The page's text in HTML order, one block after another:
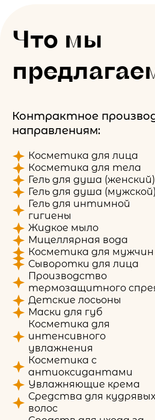
Что мы
Контрактное
направлениям:
Косметика для лица
Косметика для тела
Гель для душа (женский)
Гель для душа (мужской)
Гель для интимной
гигиены
Жидкое мыло
Мицеллярная вода
Косметика для мужчин
Сыворотки для лица
Производство
термозащитного
Детские лосьоны
Маски для губ
Косметика для
интенсивного
увлажнения
Косметика с
антиоксидантами
Увлажняющие крема
Средства для кудрявых
волос